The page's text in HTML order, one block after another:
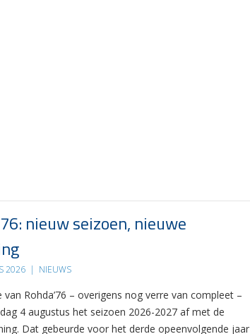
nieuw seizoen, nieuwe
2026 | NIEUWS
van Rohda’76 – overigens nog verre van compleet –
4 augustus het seizoen 2026-2027 af met de
Dat gebeurde voor het derde opeenvolgende jaar